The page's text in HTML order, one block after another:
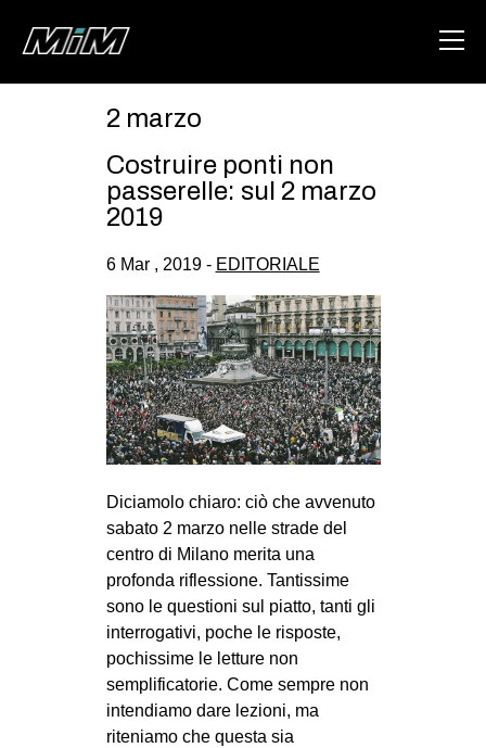
ABOUT
DEGENERAZIONE
GAZA FREESTYLE
CSOA LAMBRETTA
MSM
STUDENTI TSUNAMI
ZAM
MILANO
MOBILITAZIONI
SPAZI
SPORT POPOLARE
MOVIMENTI
AMBIENTE
ANTIFASCISMO
2 marzo
Costruire ponti non
passerelle: sul 2 marzo
2019
6 Mar , 2019 - EDITORIALE
Diciamolo chiaro: ciò che avvenuto
sabato 2 marzo nelle strade del
centro di Milano merita una
profonda riflessione. Tantissime
sono le questioni sul piatto, tanti gli
interrogativi, poche le risposte,
pochissime le letture non
semplificatorie. Come sempre non
intendiamo dare lezioni, ma
riteniamo che questa sia